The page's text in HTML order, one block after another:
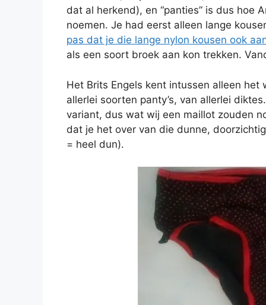
dat al herkend), en “panties” is dus hoe
noemen. Je had eerst alleen lange
pas dat je die lange nylon kousen ook
als een soort broek aan kon trekken.
Het Brits Engels kent intussen alleen het
allerlei soorten panty’s, van allerlei
variant, dus wat wij een maillot zouden
dat je het over van die dunne,
= heel dun).